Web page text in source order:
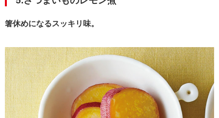
箸休めになるスッキリ味。